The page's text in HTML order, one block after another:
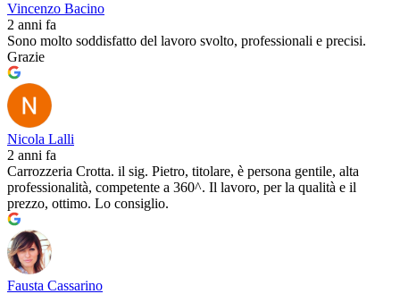
Vincenzo Bacino
2 anni fa
Sono molto soddisfatto del lavoro svolto, professionali e precisi.
Grazie
Nicola Lalli
2 anni fa
Carrozzeria Crotta. il sig. Pietro, titolare, è persona gentile, alta
professionalità, competente a 360^. Il lavoro, per la qualità e il
prezzo, ottimo. Lo consiglio.
Fausta Cassarino